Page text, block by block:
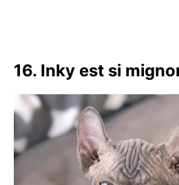
16. Inky est si